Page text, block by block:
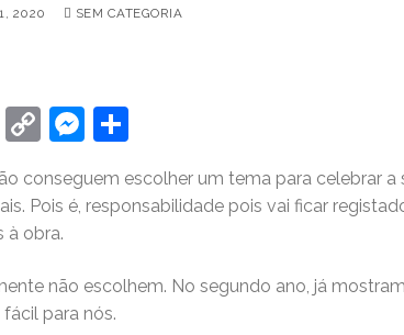
2020 SEM CATEGORIA
WhatsApp
CopyMessenger
conseguem escolher um tema para celebrar a
Pois é, responsabilidade pois vai ficar
à obra.
não escolhem. No segundo ano, já
para nós.